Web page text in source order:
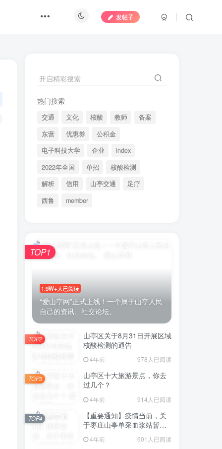
发帖子
开启精彩搜索
热门搜索
交通 文化 核酸 教师
备案
东营
优惠券
公积金
电子科技大学
企业
index
2022年全国
单招
核酸检测
解析
信用 山亭交通
足疗
西鲁
member
1.9W+人已阅读
“爱山亭网”正式上线！一个属于山亭人民
自己的资讯、社交论坛。
TOP1
山亭区关于8月31日开展区域
核酸检测的通告
4年前 978人已阅读
TOP2
山亭区十大旅游景点，你去
过几个？
4年前 914人已阅读
TOP3
【重要通知】疫情当前，关
于枣庄山亭单采血浆站暂停
4年前 601人已阅读
TOP4
微信登录